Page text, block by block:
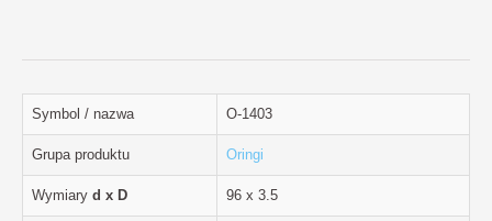
Symbol / nazwa O-1403
Grupa produktu Oringi
Wymiary d x D 96 x 3.5